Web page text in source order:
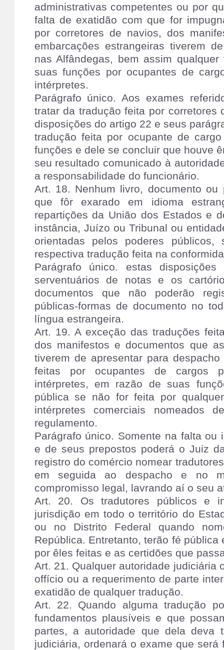
administrativas competentes ou por
falta de exatidão com que for
por corretores de navios, dos
embarcações estrangeiras tiverem
nas Alfândegas, bem assim
suas funções por ocupantes de
intérpretes.
Parágrafo único. Aos exames
tratar da tradução feita por corretores
disposições do artigo 22 e seus
tradução feita por ocupante de
funções e dele se concluir que houve
seu resultado comunicado à
a responsabilidade do funcionário.
Art. 18. Nenhum livro, documento ou
que fôr exarado em idioma
repartições da União dos Estados e
instância, Juízo ou Tribunal ou
orientadas pelos poderes públicos,
respectiva tradução feita na
Parágrafo único. estas disposições
serventuários de notas e os
documentos que não poderão
públicas-formas de documento no
língua estrangeira.
Art. 19. A exceção das traduções
dos manifestos e documentos que
tiverem de apresentar para
feitas por ocupantes de cargos
intérpretes, em razão de suas
pública se não for feita por
intérpretes comerciais nomeados
regulamento.
Parágrafo único. Somente na falta ou
e de seus prepostos poderá o Juiz
registro do comércio nomear
em seguida ao despacho e no
compromisso legal, lavrando aí o seu
Art. 20. Os tradutores públicos e
jurisdição em todo o território do
ou no Distrito Federal quando
República. Entretanto, terão fé
por êles feitas e as certidões que
Art. 21. Qualquer autoridade judiciária
offício ou a requerimento de parte
exatidão de qualquer tradução.
Art. 22. Quando alguma tradução
fundamentos plausíveis e que
partes, a autoridade que dela deva
judiciária, ordenará o exame que